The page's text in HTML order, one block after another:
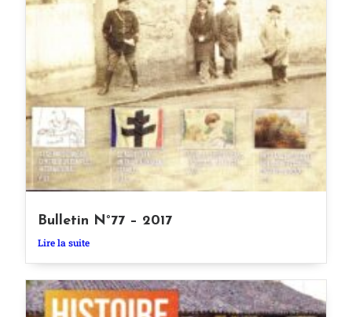
Bulletin N°77 – 2017
Lire la suite